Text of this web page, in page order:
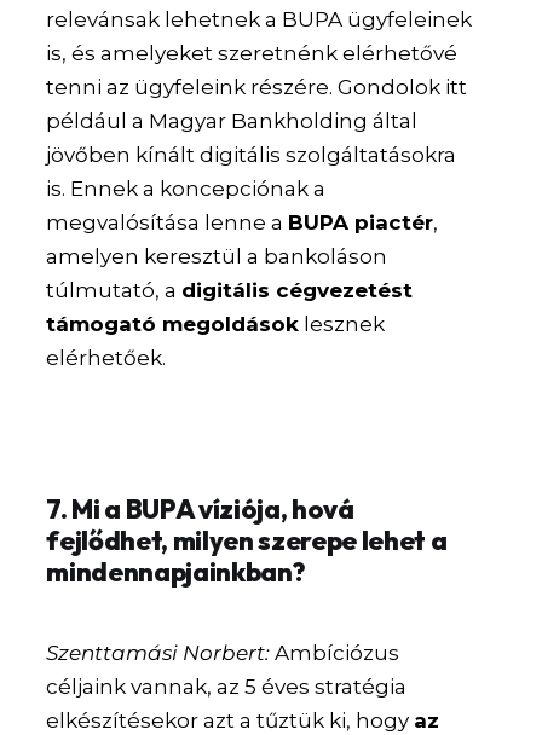
relevánsak lehetnek a BUPA ügyfeleinek
is, és amelyeket szeretnénk elérhetővé
tenni az ügyfeleink részére. Gondolok itt
például a Magyar Bankholding által
jövőben kínált digitális szolgáltatásokra
is. Ennek a koncepciónak a
megvalósítása lenne a BUPA piactér,
amelyen keresztül a bankoláson
túlmutató, a digitális cégvezetést
támogató megoldások lesznek
elérhetőek.
7. Mi a BUPA víziója, hová
fejlődhet, milyen szerepe lehet a
mindennapjainkban?
Szenttamási Norbert: Ambíciózus
céljaink vannak, az 5 éves stratégia
elkészítésekor azt a tűztük ki, hogy az